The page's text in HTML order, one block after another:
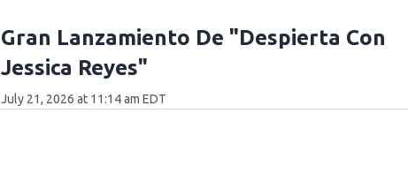
Gran Lanzamiento De "Despierta Con
Jessica Reyes"
July 21, 2026 at 11:14 am EDT